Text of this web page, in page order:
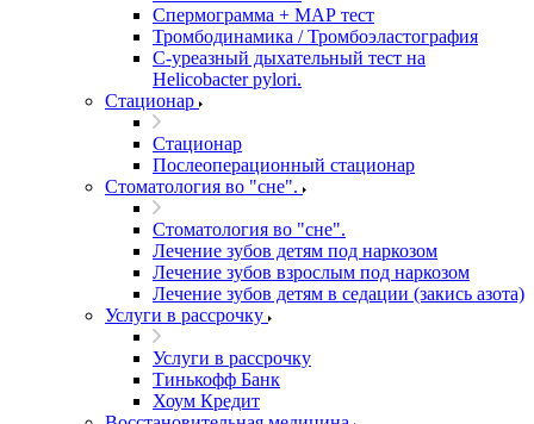
Спермограмма + МАР тест
Тромбодинамика / Тромбоэластография
С-уреазный дыхательный тест на
Helicobacter pylori.
Стационар
Стационар
Послеоперационный стационар
Стоматология во "сне".
Стоматология во "сне".
Лечение зубов детям под наркозом
Лечение зубов взрослым под наркозом
Лечение зубов детям в седации (закись азота)
Услуги в рассрочку
Услуги в рассрочку
Тинькофф Банк
Хоум Кредит